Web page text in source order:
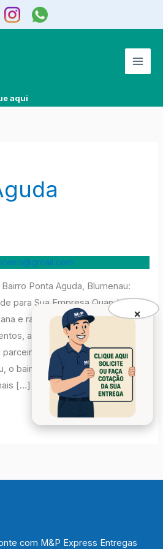
aqui
Ponta Aguda, Blumenau:
para Sua Empresa Quando o
e rapidez na entrega de
a localização estratégica da
logístico faz toda a
o bairro Ponta Aguda se destaca
[…]
com M&P Express Entregas
×